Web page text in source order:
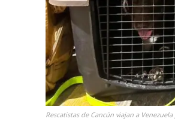
Rescatistas de Cancún viajan a